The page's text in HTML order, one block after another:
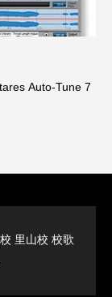
Auto-Tune 7
里山校 校歌